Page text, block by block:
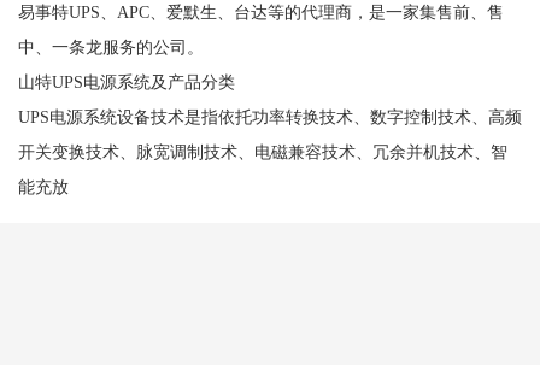
易事特UPS、APC、爱默生、台达等的代理商，是一家集售前、售
中、一条龙服务的公司。
山特UPS电源系统及产品分类
UPS电源系统设备技术是指依托功率转换技术、数字控制技术、高频
开关变换技术、脉宽调制技术、电磁兼容技术、冗余并机技术、智
能充放